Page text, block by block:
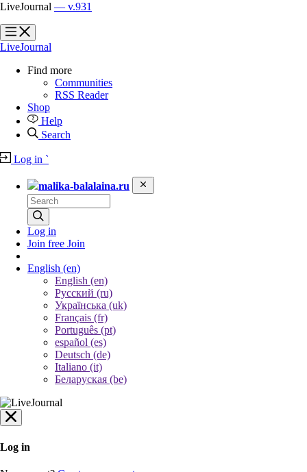
LiveJournal — v.931
?
?
LiveJournal
Find more
Communities
RSS Reader
Shop
Help
Search
Log in `
malika-balalaina.ru
Log in
Join free Join
English (en)
English (en)
Русский (ru)
Українська (uk)
Français (fr)
Português (pt)
español (es)
Deutsch (de)
Italiano (it)
Беларуская (be)
Log in